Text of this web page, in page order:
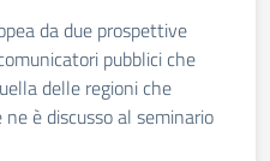
da due prospettive
pubblici che
delle regioni che
è discusso al seminario